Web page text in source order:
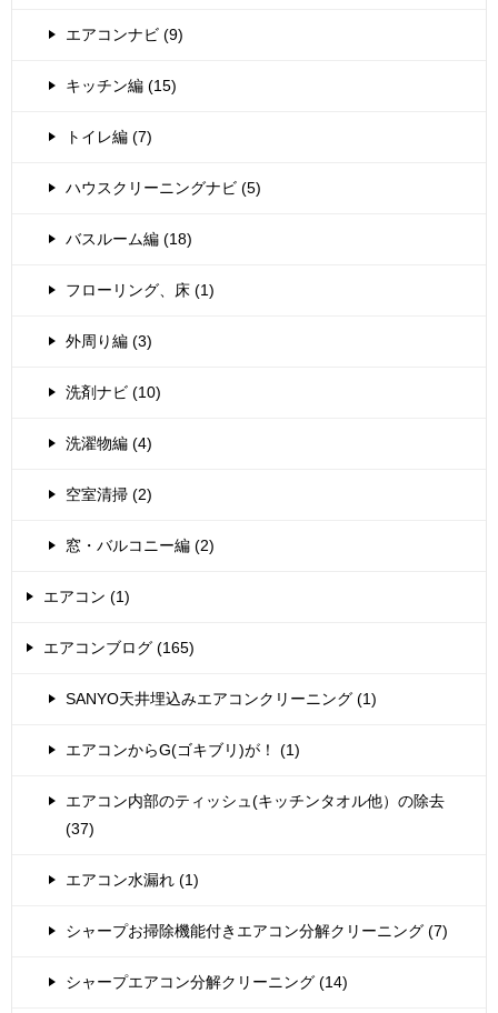
エアコンナビ (9)
キッチン編 (15)
トイレ編 (7)
ハウスクリーニングナビ (5)
バスルーム編 (18)
フローリング、床 (1)
外周り編 (3)
洗剤ナビ (10)
洗濯物編 (4)
空室清掃 (2)
窓・バルコニー編 (2)
エアコン (1)
エアコンブログ (165)
SANYO天井埋込みエアコンクリーニング (1)
エアコンからG(ゴキブリ)が！ (1)
エアコン内部のティッシュ(キッチンタオル他）の除去
(37)
エアコン水漏れ (1)
シャープお掃除機能付きエアコン分解クリーニング (7)
シャープエアコン分解クリーニング (14)